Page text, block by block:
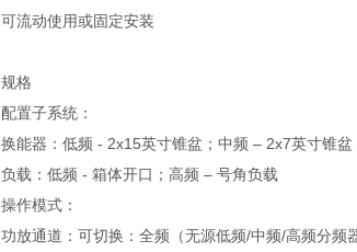
可流动使用或固定安装
规格
配置子系统：
换能器：低频 - 2x15英寸锥盆；中频 – 2x7英寸锥
负载：低频 - 箱体开口；高频 – 号角负载
操作模式：
功放通道：可切换：全频（无源低频/中频/高频分频